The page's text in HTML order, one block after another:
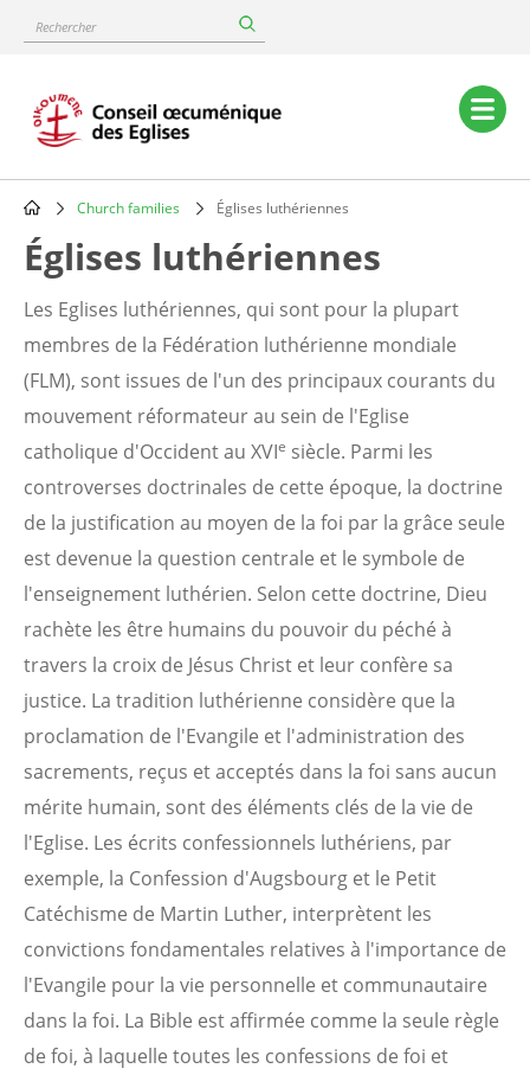
content
Rechercher
Main
navigation
Breadcrumb
Church families Églises luthériennes
Églises luthériennes
Les Eglises luthériennes, qui sont pour la plupart
membres de la Fédération luthérienne mondiale
(FLM), sont issues de l'un des principaux courants du
mouvement réformateur au sein de l'Eglise
catholique d'Occident au XVIe siècle. Parmi les
controverses doctrinales de cette époque, la doctrine
de la justification au moyen de la foi par la grâce seule
est devenue la question centrale et le symbole de
l'enseignement luthérien. Selon cette doctrine, Dieu
rachète les être humains du pouvoir du péché à
travers la croix de Jésus Christ et leur confère sa
justice. La tradition luthérienne considère que la
proclamation de l'Evangile et l'administration des
sacrements, reçus et acceptés dans la foi sans aucun
mérite humain, sont des éléments clés de la vie de
l'Eglise. Les écrits confessionnels luthériens, par
exemple, la Confession d'Augsbourg et le Petit
Catéchisme de Martin Luther, interprètent les
convictions fondamentales relatives à l'importance de
l'Evangile pour la vie personnelle et communautaire
dans la foi. La Bible est affirmée comme la seule règle
de foi, à laquelle toutes les confessions de foi et